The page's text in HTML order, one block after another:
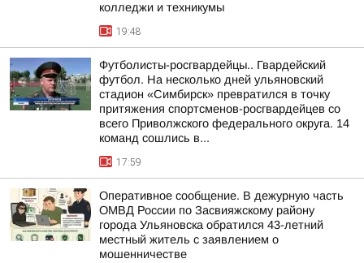
колледжи и техникумы
19:48
Футболисты-росгвардейцы.. Гвардейский
футбол. На несколько дней ульяновский
стадион «Симбирск» превратился в точку
притяжения спортсменов-росгвардейцев со
всего Приволжского федерального округа. 14
команд сошлись в...
17:59
Оперативное сообщение. В дежурную часть
ОМВД России по Засвияжскому району
города Ульяновска обратился 43-летний
местный житель с заявлением о
мошенничестве